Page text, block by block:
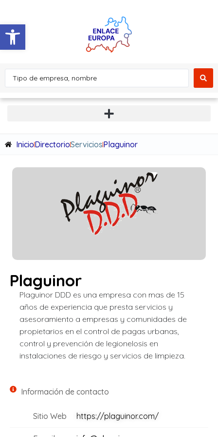
Abrir barra de herramientas
InicioDirectorioServiciosPlaguinor
Plaguinor
Plaguinor DDD es una empresa con mas de 15
años de experiencia que presta servicios y
asesoramiento a empresas y comunidades de
propietarios en el control de pagas urbanas,
control y prevención de legionelosis en
instalaciones de riesgo y servicios de limpieza.
Información de contacto
Sitio Web https://plaguinor.com/